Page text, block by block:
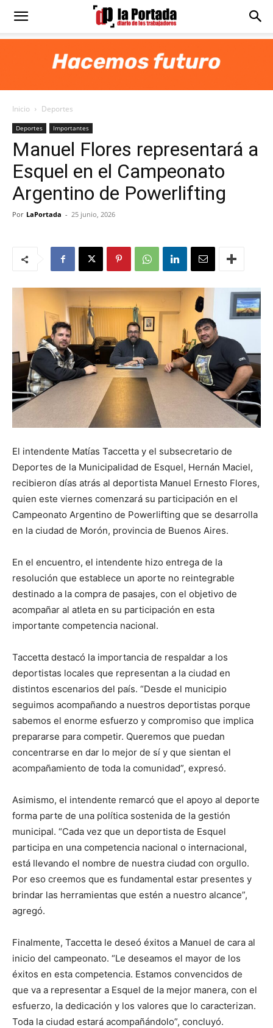
Diario
Portada
Inicio Deportes
Deportes Importantes
Manuel Flores representará a
Esquel en el Campeonato
Argentino de Powerlifting
Por LaPortada - 25 junio, 2026
El intendente Matías Taccetta y el subsecretario de
Deportes de la Municipalidad de Esquel, Hernán Maciel,
recibieron días atrás al deportista Manuel Ernesto Flores,
quien este viernes comenzará su participación en el
Campeonato Argentino de Powerlifting que se desarrolla
en la ciudad de Morón, provincia de Buenos Aires.
En el encuentro, el intendente hizo entrega de la
resolución que establece un aporte no reintegrable
destinado a la compra de pasajes, con el objetivo de
acompañar al atleta en su participación en esta
importante competencia nacional.
Taccetta destacó la importancia de respaldar a los
deportistas locales que representan a la ciudad en
distintos escenarios del país. “Desde el municipio
seguimos acompañando a nuestros deportistas porque
sabemos el enorme esfuerzo y compromiso que implica
prepararse para competir. Queremos que puedan
concentrarse en dar lo mejor de sí y que sientan el
acompañamiento de toda la comunidad”, expresó.
Asimismo, el intendente remarcó que el apoyo al deporte
forma parte de una política sostenida de la gestión
municipal. “Cada vez que un deportista de Esquel
participa en una competencia nacional o internacional,
está llevando el nombre de nuestra ciudad con orgullo.
Por eso creemos que es fundamental estar presentes y
brindar las herramientas que estén a nuestro alcance”,
agregó.
Finalmente, Taccetta le deseó éxitos a Manuel de cara al
inicio del campeonato. “Le deseamos el mayor de los
éxitos en esta competencia. Estamos convencidos de
que va a representar a Esquel de la mejor manera, con el
esfuerzo, la dedicación y los valores que lo caracterizan.
Toda la ciudad estará acompañándolo”, concluyó.